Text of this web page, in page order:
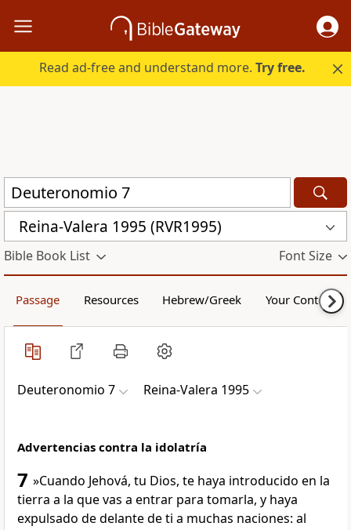
Read ad-free and understand more.Try free.
Reina-Valera 1995 (RVR1995)
Bible Book List Font Size
Passage Resources Hebrew/Greek Your Content
Deuteronomio 7 Reina-Valera 1995
Advertencias contra la idolatría
7 »Cuando Jehová, tu Dios, te haya introducido en la
tierra a la que vas a entrar para tomarla, y haya
expulsado de delante de ti a muchas naciones: al